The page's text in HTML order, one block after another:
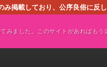
掲載しており、公序良俗に
みました。このサイトがあればもう